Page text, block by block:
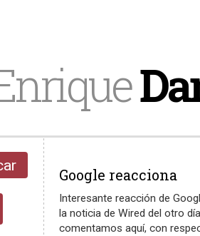
Google reacciona
Interesante reacción de
la noticia de Wired del otro
comentamos aquí, con